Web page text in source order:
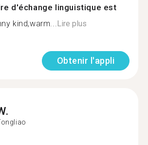
d'échange linguistique est
kind,warm...Lire plus
Obtenir l'appli